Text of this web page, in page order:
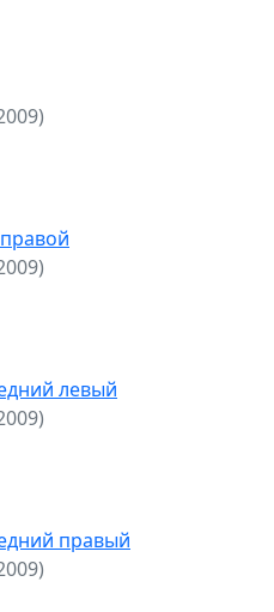
левый
правый